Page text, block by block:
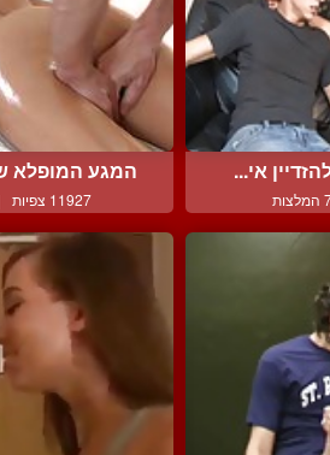
אי... המגע המופלא
11927 צפיות